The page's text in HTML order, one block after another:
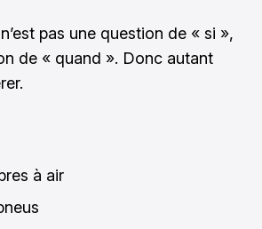
pas une question de « si »,
de « quand ». Donc autant
à air